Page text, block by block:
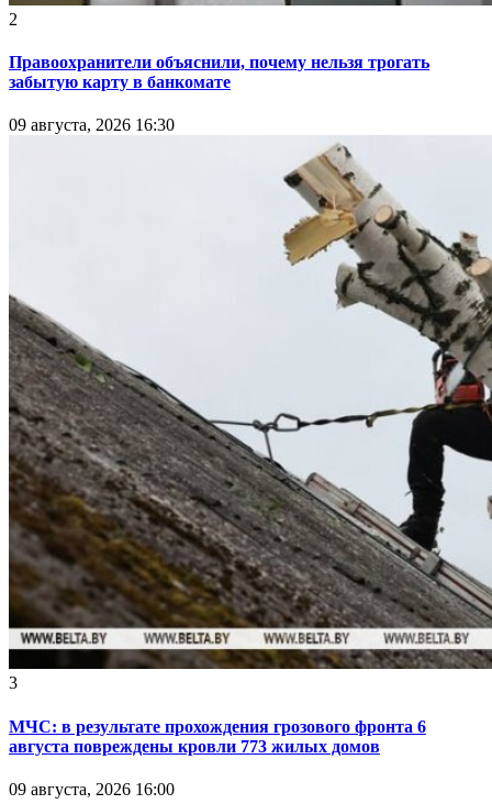
2
Правоохранители объяснили, почему нельзя трогать
забытую карту в банкомате
09 августа, 2026 16:30
3
МЧС: в результате прохождения грозового фронта 6
августа повреждены кровли 773 жилых домов
09 августа, 2026 16:00